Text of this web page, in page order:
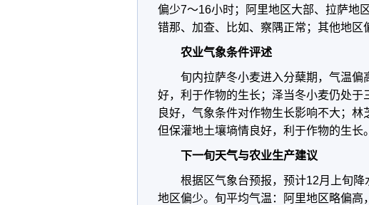
偏少7～16小时；阿里地区大部、拉萨地
错那、加查、比如、察隅正常；其他地区
农业气象条件评述
旬内拉萨冬小麦进入分蘖期，气温偏
好，利于作物的生长；泽当冬小麦仍处
良好，气象条件对作物生长影响不大；林
但保灌地土壤墒情良好，利于作物的生长。
下一旬天气与农业生产建议
根据区气象台预报，预计12月上旬
地区偏少。旬平均气温：阿里地区略偏高